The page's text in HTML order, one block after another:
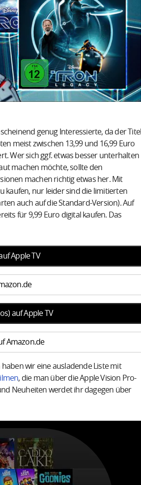
genug Interessierte, da der Titel
meist zwischen 13,99 und 16,99 Euro
Wer sich ggf. etwas besser unterhalten
machen möchte, sollte den
machen richtig etwas her. Mit
kaufen, nur leider sind die limitierten
auch auf die Standard-Version). Auf
für 9,99 Euro digital kaufen. Das
Apple TV
auf Apple TV
Amazon.de
haben wir eine ausladende Liste mit
, die man über die Apple Vision Pro-
Neuheiten werdet ihr dagegen über